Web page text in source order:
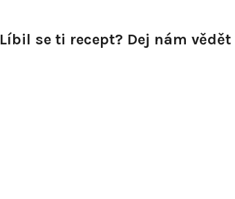
Líbil se ti recept? Dej nám